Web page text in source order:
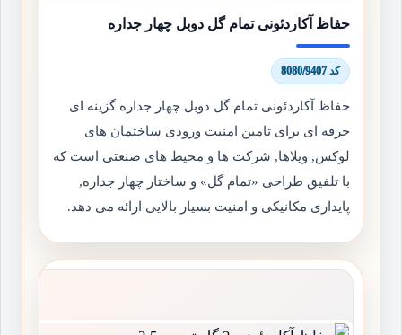
حفاظ آکاردئونی تمام گل دوبل چهار جداره
کد 8080/9407
حفاظ آکاردئونی تمام گل دوبل چهار جداره گزینه ای
حرفه ای برای تامین امنیت ورودی ساختمان های
لوکس, ویلاها, شرکت ها و محیط های صنعتی است که
با تلفیق طراحی «تمام گل» و ساختار چهار جداره,
پایداری مکانیکی و امنیت بسیار بالایی ارائه می دهد.